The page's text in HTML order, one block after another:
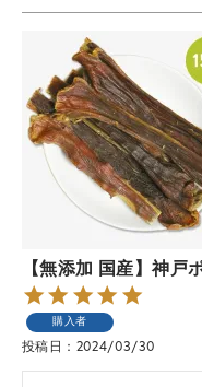
【無添加 国産】神戸
購入者
投稿日 2024/03/30